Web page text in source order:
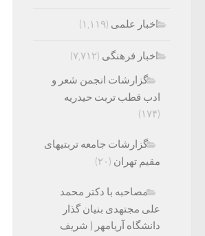
اخبار علمی (۱,۱۱۹)
اخبار فرهنگی (۷,۷۱۲)
گزارشات انجمن شعر و
ادب قطب تربت حیدریه
(۱۷۴)
گزارشات جامعه تربتیهای
مقیم تهران (۲۰)
مصاحبه با دکتر محمد
علی مجتهدی بنیان گذار
دانشگاه آریامهر ( شریف